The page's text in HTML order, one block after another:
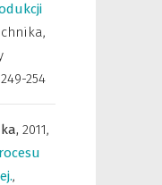
254
2011,
,